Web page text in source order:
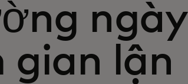
ngày
gian lận